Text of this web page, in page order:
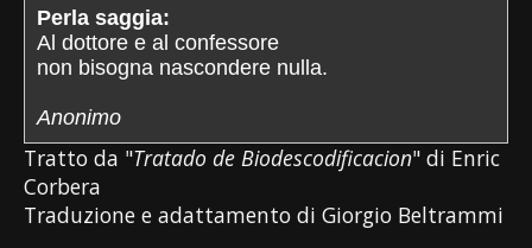
Perla saggia:
Al dottore e al confessore
non bisogna nascondere nulla.
Anonimo
Tratto da "Tratado de Biodescodificacion" di Enric
Corbera
Traduzione e adattamento di Giorgio Beltrammi